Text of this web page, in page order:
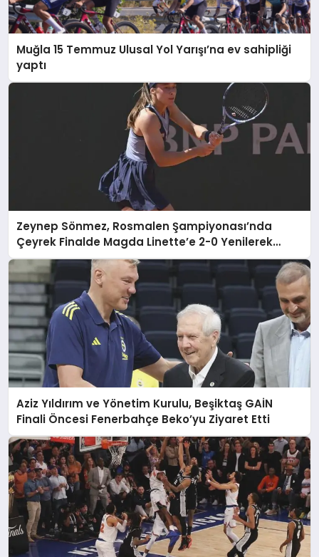
Muğla 15 Temmuz Ulusal Yol Yarışı’na ev sahipliği
yaptı
Zeynep Sönmez, Rosmalen Şampiyonası’nda
Çeyrek Finalde Magda Linette’e 2-0 Yenilerek
Elendi
Aziz Yıldırım ve Yönetim Kurulu, Beşiktaş GAİN
Finali Öncesi Fenerbahçe Beko’yu Ziyaret Etti